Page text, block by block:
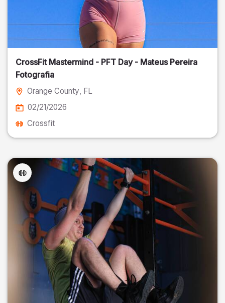
CrossFit Mastermind - PFT Day - Mateus Pereira
Fotografia
Orange County, FL
02/21/2026
Crossfit